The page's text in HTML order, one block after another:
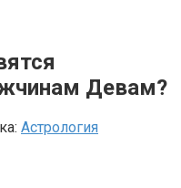
Девам?
Астрология